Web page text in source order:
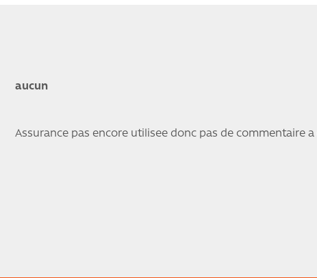
aucun
Assurance pas encore utilisee donc pas de commentaire a